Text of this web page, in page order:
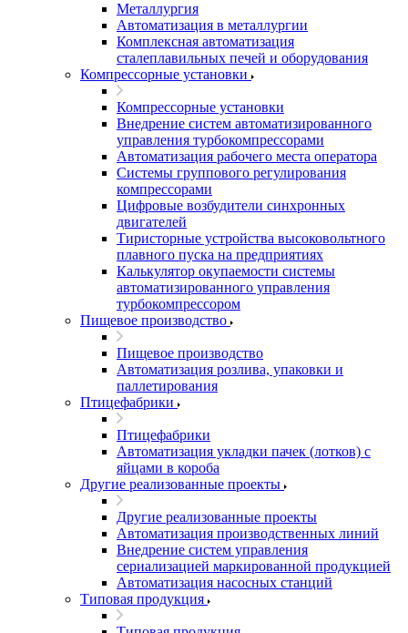
Металлургия
Автоматизация в металлургии
Комплексная автоматизация
сталеплавильных печей и оборудования
Компрессорные установки
Компрессорные установки
Внедрение систем автоматизированного
управления турбокомпрессорами
Автоматизация рабочего места оператора
Системы группового регулирования
компрессорами
Цифровые возбудители синхронных
двигателей
Тиристорные устройства высоковольтного
плавного пуска на предприятиях
Калькулятор окупаемости системы
автоматизированного управления
турбокомпрессором
Пищевое производство
Пищевое производство
Автоматизация розлива, упаковки и
паллетирования
Птицефабрики
Птицефабрики
Автоматизация укладки пачек (лотков) с
яйцами в короба
Другие реализованные проекты
Другие реализованные проекты
Автоматизация производственных линий
Внедрение систем управления
сериализацией маркированной продукцией
Автоматизация насосных станций
Типовая продукция